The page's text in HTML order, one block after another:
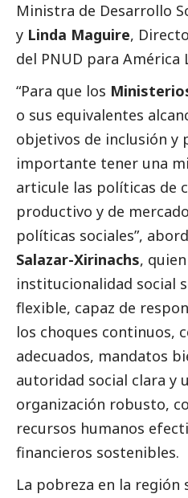
Ministra de Desarrollo
y Linda Maguire,
del PNUD para América
“Para que los
o sus equivalentes
objetivos de inclusión y
importante tener una
articule las políticas de
productivo y de
políticas sociales”,
Salazar-Xirinachs,
institucionalidad social
flexible, capaz de
los choques continuos,
adecuados, mandatos
autoridad social clara y
organización robusto,
recursos humanos
financieros sostenibles.
La pobreza en la región